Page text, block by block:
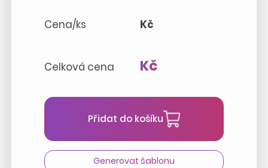
Cena/ks Kč
Celková cena Kč
Přidat do košíku
Generovat šablonu